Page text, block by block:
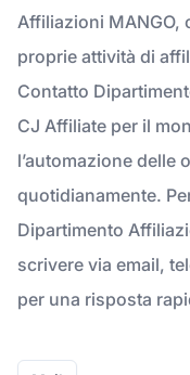
Affiliazioni MANGO,
proprie attività di
Contatto
CJ Affiliate per il
l’automazione delle
quotidianamente.
Dipartimento
scrivere via email,
per una risposta